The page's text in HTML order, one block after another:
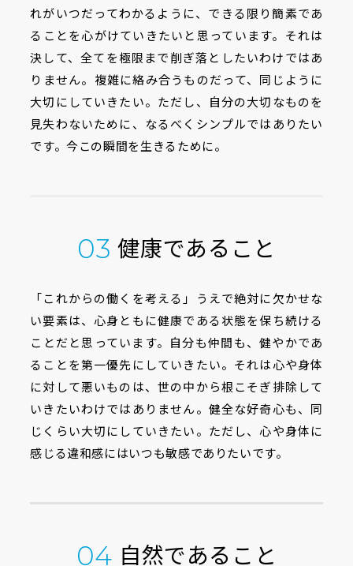
れがいつだってわかるように、できる限り簡素であ
ることを心がけていきたいと思っています。それは
決して、全てを極限まで削ぎ落としたいわけではあ
りません。複雑に絡み合うものだって、同じように
大切にしていきたい。ただし、自分の大切なものを
見失わないために、なるべくシンプルではありたい
です。今この瞬間を生きるために。
03 健康であること
「これからの働くを考える」うえで絶対に欠かせな
い要素は、心身ともに健康である状態を保ち続ける
ことだと思っています。自分も仲間も、健やかであ
ることを第一優先にしていきたい。それは心や身体
に対して悪いものは、世の中から根こそぎ排除して
いきたいわけではありません。健全な好奇心も、同
じくらい大切にしていきたい。ただし、心や身体に
感じる違和感にはいつも敏感でありたいです。
04 自然であること